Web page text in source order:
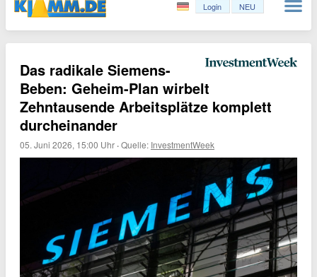
Login NEU
Das radikale Siemens-
Beben: Geheim-Plan wirbelt
Zehntausende Arbeitsplätze komplett
durcheinander
05. Juni 2026, 15:00 Uhr ·Quelle: InvestmentWeek